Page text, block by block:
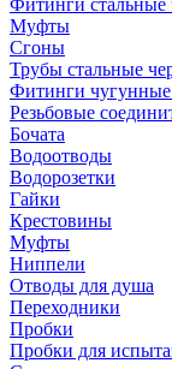
Муфты
Сгоны
Трубы стальные
Фитинги
Резьбовые
Бочата
Водоотводы
Водорозетки
Гайки
Крестовины
Муфты
Ниппели
Отводы для душа
Переходники
Пробки
Пробки для